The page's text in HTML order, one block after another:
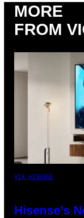
MORE
FROM
VIA HISENSE
Hisense’s